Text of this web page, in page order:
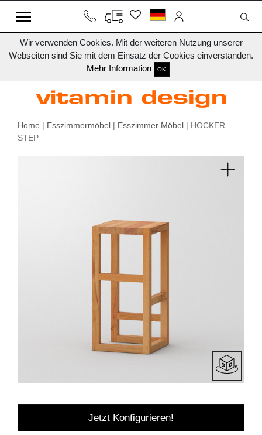
Wir verwenden Cookies. Mit der weiteren Nutzung unserer
Webseiten sind Sie mit dem Einsatz der Cookies einverstanden.
Mehr Information
OK
Home | Esszimmermöbel | Esszimmer Möbel | HOCKER
STEP
Jetzt Konfigurieren!